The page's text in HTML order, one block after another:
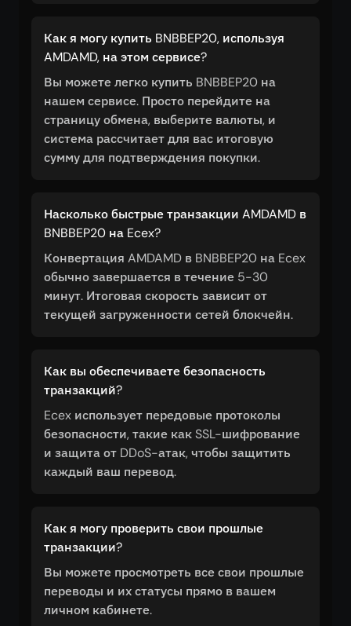
Как я могу купить BNBBEP20, используя
AMDAMD, на этом сервисе?
Вы можете легко купить BNBBEP20 на
нашем сервисе. Просто перейдите на
страницу обмена, выберите валюты, и
система рассчитает для вас итоговую
сумму для подтверждения покупки.
Насколько быстрые транзакции AMDAMD в
BNBBEP20 на Ecex?
Конвертация AMDAMD в BNBBEP20 на Ecex
обычно завершается в течение 5-30
минут. Итоговая скорость зависит от
текущей загруженности сетей блокчейн.
Как вы обеспечиваете безопасность
транзакций?
Ecex использует передовые протоколы
безопасности, такие как SSL-шифрование
и защита от DDoS-атак, чтобы защитить
каждый ваш перевод.
Как я могу проверить свои прошлые
транзакции?
Вы можете просмотреть все свои прошлые
переводы и их статусы прямо в вашем
личном кабинете.